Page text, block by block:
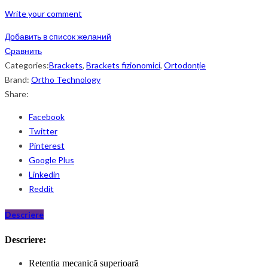
Write your comment
Добавить в список желаний
Сравнить
Categories:Brackets, Brackets fizionomici, Ortodonție
Brand: Ortho Technology
Share:
Facebook
Twitter
Pinterest
Google Plus
Linkedin
Reddit
Descriere
Descriere:
Retentia mecanică superioară